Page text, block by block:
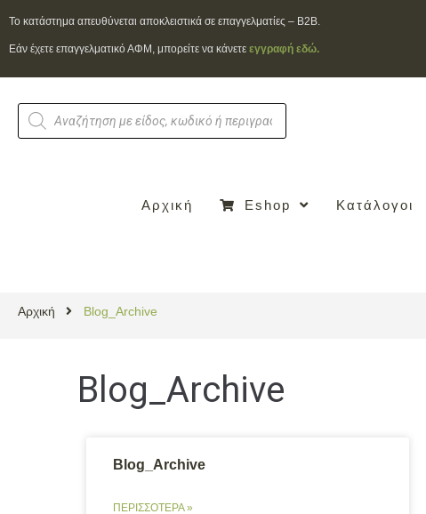
To κατάστημα απευθύνεται αποκλειστικά σε επαγγελματίες – B2B.
Εάν έχετε επαγγελματικό ΑΦΜ, μπορείτε να κάνετε εγγραφή εδώ.
Αρχική Eshop Κατάλογοι
Αρχική Blog_Archive
Blog_Archive
Blog_Archive
ΠΕΡΙΣΣΟΤΕΡΑ »